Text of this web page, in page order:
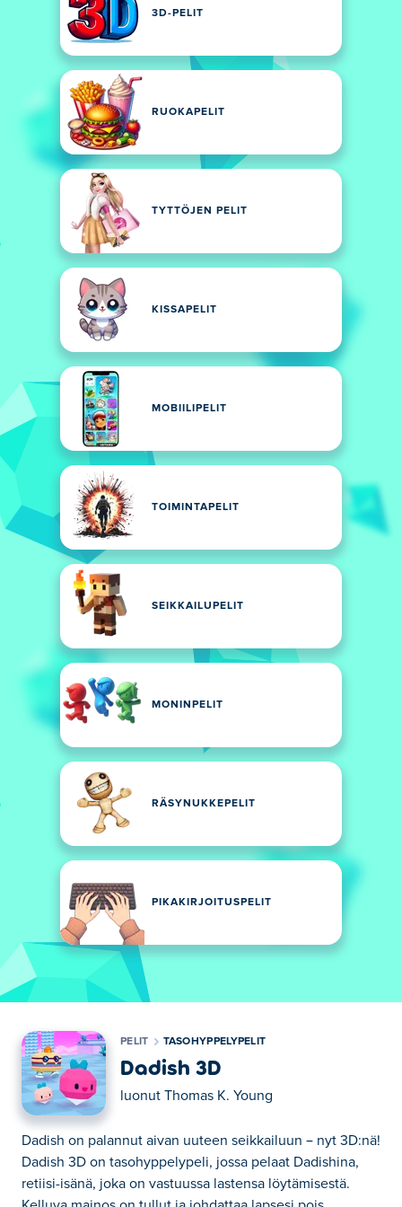
3D-PELIT
RUOKAPELIT
TYTTÖJEN PELIT
KISSAPELIT
MOBIILIPELIT
TOIMINTAPELIT
SEIKKAILUPELIT
MONINPELIT
RÄSYNUKKEPELIT
PIKAKIRJOITUSPELIT
PELIT TASOHYPPELYPELIT
Dadish 3D
luonut Thomas K. Young
Dadish on palannut aivan uuteen seikkailuun – nyt 3D:nä!
Dadish 3D on tasohyppelypeli, jossa pelaat Dadishina,
retiisi-isänä, joka on vastuussa lastensa löytämisestä.